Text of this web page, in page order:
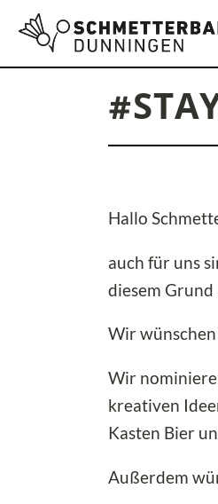
Hallo
auch für uns
diesem
Wir
Wir
kreativen
Kasten Bier
Außerdem